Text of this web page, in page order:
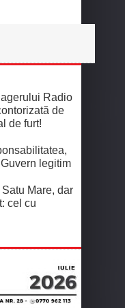
Radio
de
de furt!
legitim
Mare, dar
cel cu